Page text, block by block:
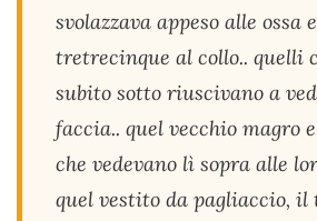
svolazzava appeso alle ossa
tretrecinque al collo.. quelli
subito sotto riuscivano a
faccia.. quel vecchio magro
che vedevano lì sopra alle
quel vestito da pagliaccio, il